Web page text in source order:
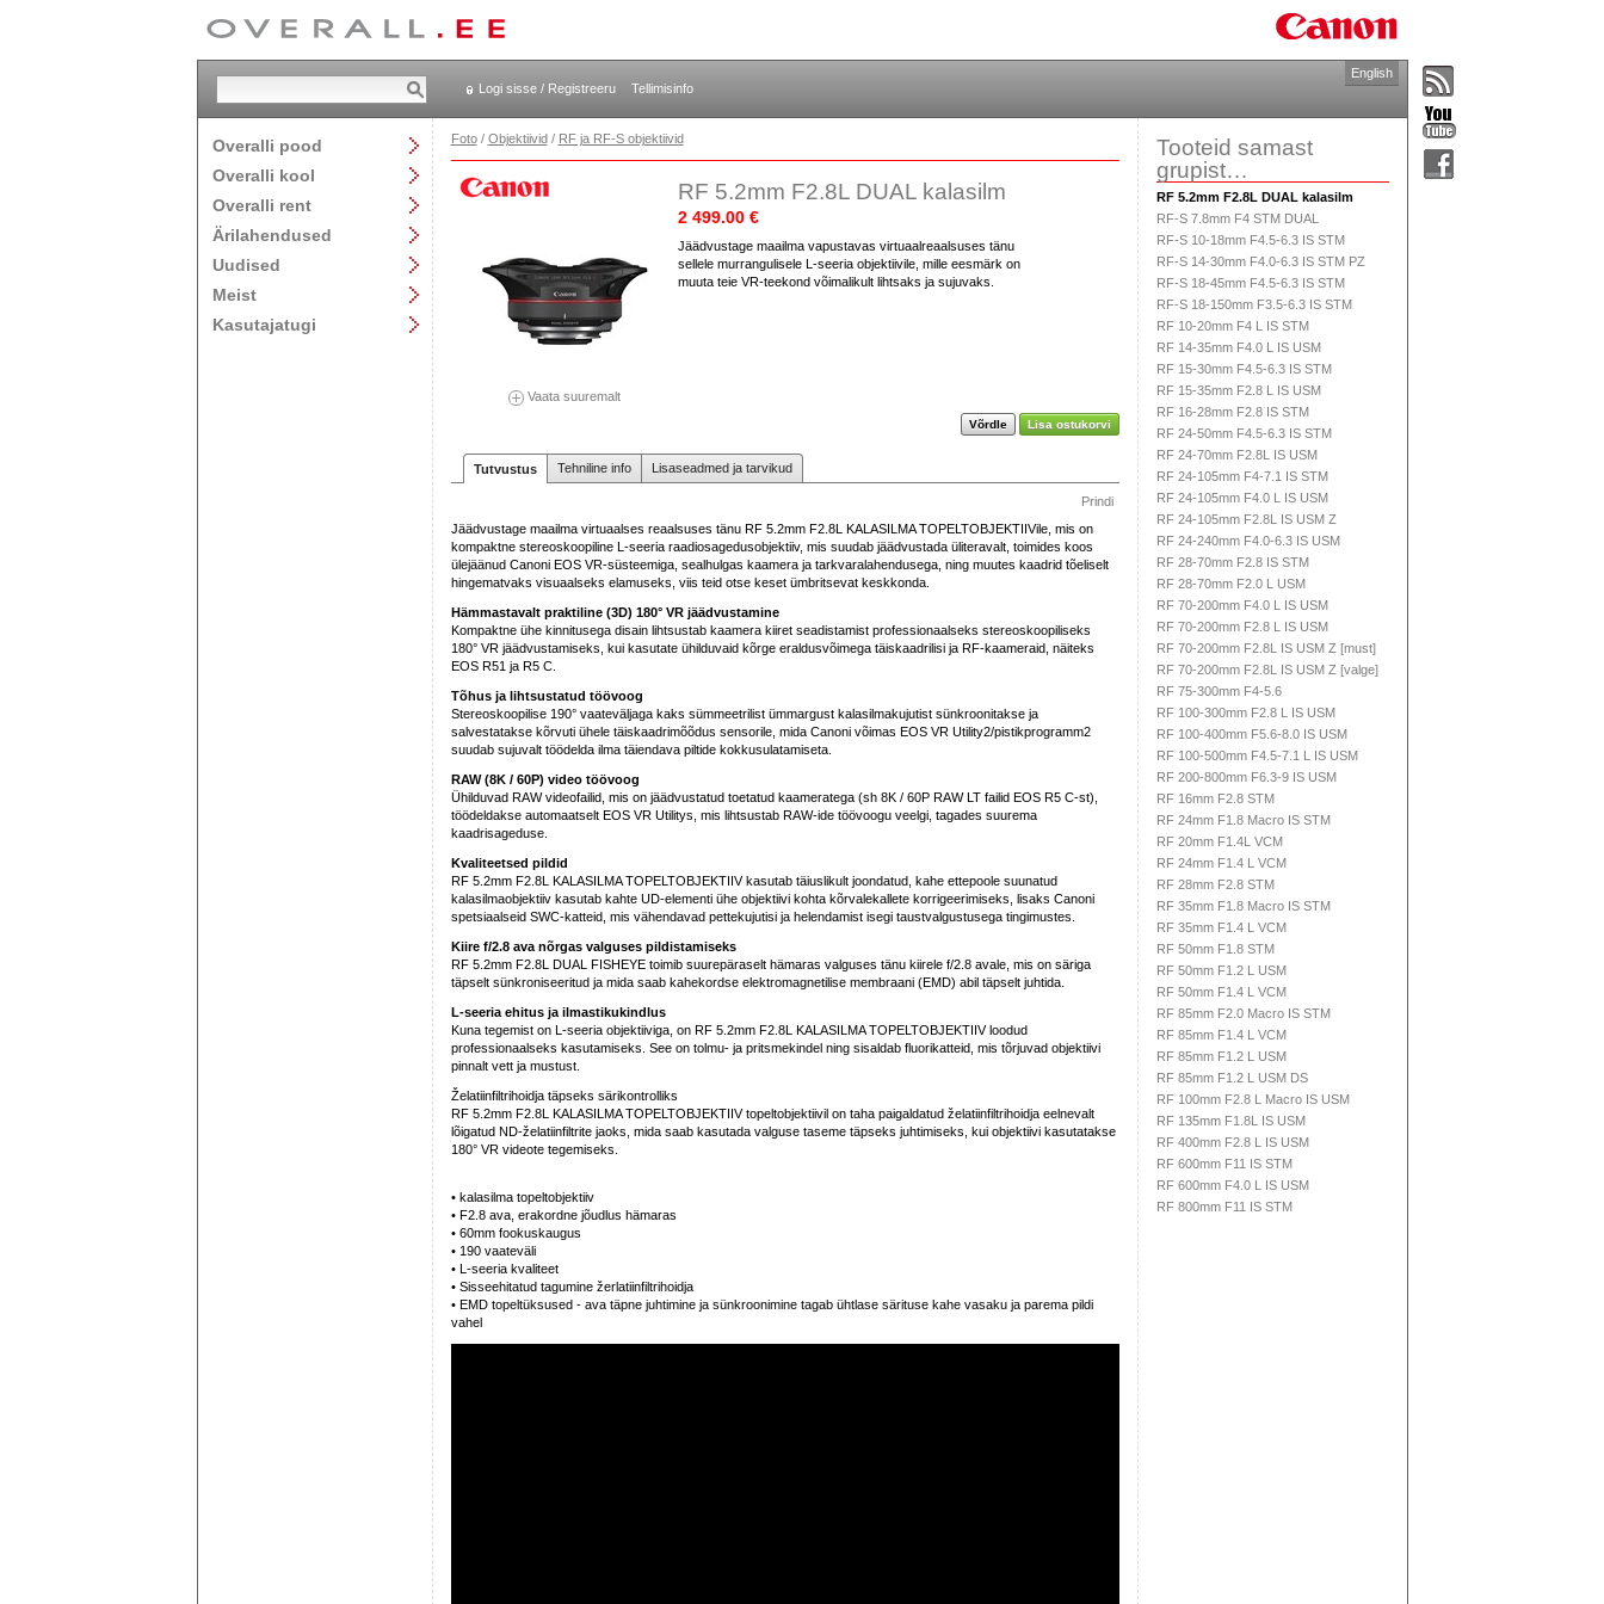
Logi sisse / Registreeru Tellimisinfo
English
Overalli pood
Overalli kool
Overalli rent
Ärilahendused
Uudised
Meist
Kasutajatugi
Foto/ Objektiivid/ RF ja RF-S objektiivid
Vaata suuremalt
RF 5.2mm F2.8L DUAL kalasilm
2 499.00 €
Jäädvustage maailma vapustavas virtuaalreaalsuses tänu
sellele murrangulisele L-seeria objektiivile, mille eesmärk on
muuta teie VR-teekond võimalikult lihtsaks ja sujuvaks.
Võrdle Lisa ostukorvi
Tutvustus Tehniline info Lisaseadmed ja tarvikud
Prindi
Jäädvustage maailma virtuaalses reaalsuses tänu RF 5.2mm F2.8L KALASILMA TOPELTOBJEKTIIVile, mis on
kompaktne stereoskoopiline L-seeria raadiosagedusobjektiiv, mis suudab jäädvustada üliteravalt, toimides koos
ülejäänud Canoni EOS VR-süsteemiga, sealhulgas kaamera ja tarkvaralahendusega, ning muutes kaadrid tõeliselt
hingematvaks visuaalseks elamuseks, viis teid otse keset ümbritsevat keskkonda.
Hämmastavalt praktiline (3D) 180° VR jäädvustamine
Kompaktne ühe kinnitusega disain lihtsustab kaamera kiiret seadistamist professionaalseks stereoskoopiliseks
180° VR jäädvustamiseks, kui kasutate ühilduvaid kõrge eraldusvõimega täiskaadrilisi ja RF-kaameraid, näiteks
EOS R51 ja R5 C.
Tõhus ja lihtsustatud töövoog
Stereoskoopilise 190° vaateväljaga kaks sümmeetrilist ümmargust kalasilmakujutist sünkroonitakse ja
salvestatakse kõrvuti ühele täiskaadrimõõdus sensorile, mida Canoni võimas EOS VR Utility2/pistikprogramm2
suudab sujuvalt töödelda ilma täiendava piltide kokkusulatamiseta.
RAW (8K / 60P) video töövoog
Ühilduvad RAW videofailid, mis on jäädvustatud toetatud kaameratega (sh 8K / 60P RAW LT failid EOS R5 C-st),
töödeldakse automaatselt EOS VR Utilitys, mis lihtsustab RAW-ide töövoogu veelgi, tagades suurema
kaadrisageduse.
Kvaliteetsed pildid
RF 5.2mm F2.8L KALASILMA TOPELTOBJEKTIIV kasutab täiuslikult joondatud, kahe ettepoole suunatud
kalasilmaobjektiiv kasutab kahte UD-elementi ühe objektiivi kohta kõrvalekallete korrigeerimiseks, lisaks Canoni
spetsiaalseid SWC-katteid, mis vähendavad pettekujutisi ja helendamist isegi taustvalgustusega tingimustes.
Kiire f/2.8 ava nõrgas valguses pildistamiseks
RF 5.2mm F2.8L DUAL FISHEYE toimib suurepäraselt hämaras valguses tänu kiirele f/2.8 avale, mis on säriga
täpselt sünkroniseeritud ja mida saab kahekordse elektromagnetilise membraani (EMD) abil täpselt juhtida.
L-seeria ehitus ja ilmastikukindlus
Kuna tegemist on L-seeria objektiiviga, on RF 5.2mm F2.8L KALASILMA TOPELTOBJEKTIIV loodud
professionaalseks kasutamiseks. See on tolmu- ja pritsmekindel ning sisaldab fluorikatteid, mis tõrjuvad objektiivi
pinnalt vett ja mustust.
Želatiinfiltrihoidja täpseks särikontrolliks
RF 5.2mm F2.8L KALASILMA TOPELTOBJEKTIIV topeltobjektiivil on taha paigaldatud želatiinfiltrihoidja eelnevalt
lõigatud ND-želatiinfiltrite jaoks, mida saab kasutada valguse taseme täpseks juhtimiseks, kui objektiivi kasutatakse
180° VR videote tegemiseks.
• kalasilma topeltobjektiiv
• F2.8 ava, erakordne jõudlus hämaras
• 60mm fookuskaugus
• 190 vaateväli
• L-seeria kvaliteet
• Sisseehitatud tagumine žerlatiinfiltrihoidja
• EMD topeltüksused - ava täpne juhtimine ja sünkroonimine tagab ühtlase särituse kahe vasaku ja parema pildi
vahel
Tooteid samast
grupist…
RF 5.2mm F2.8L DUAL kalasilm
RF-S 7.8mm F4 STM DUAL
RF-S 10-18mm F4.5-6.3 IS STM
RF-S 14-30mm F4.0-6.3 IS STM PZ
RF-S 18-45mm F4.5-6.3 IS STM
RF-S 18-150mm F3.5-6.3 IS STM
RF 10-20mm F4 L IS STM
RF 14-35mm F4.0 L IS USM
RF 15-30mm F4.5-6.3 IS STM
RF 15-35mm F2.8 L IS USM
RF 16-28mm F2.8 IS STM
RF 24-50mm F4.5-6.3 IS STM
RF 24-70mm F2.8L IS USM
RF 24-105mm F4-7.1 IS STM
RF 24-105mm F4.0 L IS USM
RF 24-105mm F2.8L IS USM Z
RF 24-240mm F4.0-6.3 IS USM
RF 28-70mm F2.8 IS STM
RF 28-70mm F2.0 L USM
RF 70-200mm F4.0 L IS USM
RF 70-200mm F2.8 L IS USM
RF 70-200mm F2.8L IS USM Z [must]
RF 70-200mm F2.8L IS USM Z [valge]
RF 75-300mm F4-5.6
RF 100-300mm F2.8 L IS USM
RF 100-400mm F5.6-8.0 IS USM
RF 100-500mm F4.5-7.1 L IS USM
RF 200-800mm F6.3-9 IS USM
RF 16mm F2.8 STM
RF 24mm F1.8 Macro IS STM
RF 20mm F1.4L VCM
RF 24mm F1.4 L VCM
RF 28mm F2.8 STM
RF 35mm F1.8 Macro IS STM
RF 35mm F1.4 L VCM
RF 50mm F1.8 STM
RF 50mm F1.2 L USM
RF 50mm F1.4 L VCM
RF 85mm F2.0 Macro IS STM
RF 85mm F1.4 L VCM
RF 85mm F1.2 L USM
RF 85mm F1.2 L USM DS
RF 100mm F2.8 L Macro IS USM
RF 135mm F1.8L IS USM
RF 400mm F2.8 L IS USM
RF 600mm F11 IS STM
RF 600mm F4.0 L IS USM
RF 800mm F11 IS STM